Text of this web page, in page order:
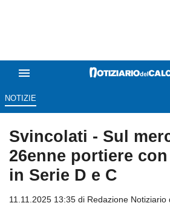
NOTIZIE
Svincolati - Sul
26enne portiere
in Serie D e C
11.11.2025 13:35 di Redazione Notiziario